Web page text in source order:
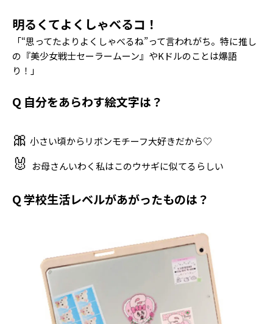
明るくてよくしゃべるコ！
「“思ってたよりよくしゃべるね”って言われがち。特に推し
の『美少女戦士セーラームーン』やKドルのことは爆語
り！」
Q 自分をあらわす絵文字は？
🎀 小さい頃からリボンモチーフ大好きだから♡
🐰 お母さんいわく私はこのウサギに似てるらしい
Q 学校生活レベルがあがったものは？